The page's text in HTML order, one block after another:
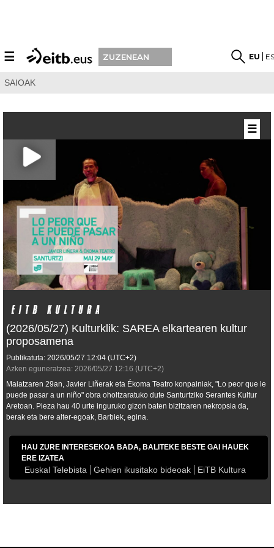
☰ ZUZENEAN EU
SAIOAK
(2026/05/27) Kulturklik: SAREA elkartearen kultur
proposamena
Publikatuta: 2026/05/27 12:04 (UTC+2)
Azken eguneratzea: 2026/05/27 12:16 (UTC+2)
Maiatzaren 29an, Javier Liñerak eta Ékoma Teatro konpainiak, "Lo peor que le
puede pasar a un niño" obra oholtzaratuko dute Santurtziko Serantes Kultur
Aretoan. Pieza hau 40 urte inguruko gizon baten bizitzaren nekropsia da,
berak eta bere alter-egoak, Barbiek, egina.
HAU ZURE INTERESEKOA BADA, BALITEKE BESTE GAI HAUEK
ERE IZATEA
Euskal Telebista Gehien ikusitako bideoak EiTB Kultura
☰